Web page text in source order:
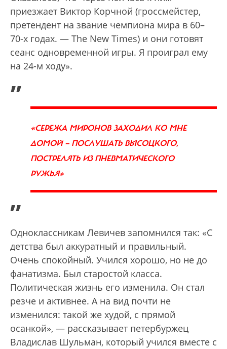
приезжает Виктор Корчной (гроссмейстер,
претендент на звание чемпиона мира в 60–
70-х годах. — The New Times) и они готовят
сеанс одновременной игры. Я проиграл ему
на 24-м ходу».
„
«СЕРЕЖА МИРОНОВ ЗАХОДИЛ КО МНЕ
ДОМОЙ — ПОСЛУШАТЬ ВЫСОЦКОГО,
ПОСТРЕЛЯТЬ ИЗ ПНЕВМАТИЧЕСКОГО
РУЖЬЯ»
”
Одноклассникам Левичев запомнился так: «С
детства был аккуратный и правильный.
Очень спокойный. Учился хорошо, но не до
фанатизма. Был старостой класса.
Политическая жизнь его изменила. Он стал
резче и активнее. А на вид почти не
изменился: такой же худой, с прямой
осанкой», — рассказывает петербуржец
Владислав Шульман, который учился вместе с